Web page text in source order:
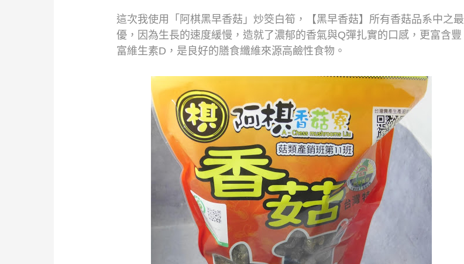
這次我使用「阿棋黑早香菇」炒筊白筍，【黑早香菇】所有香菇品系中之最
優， 因為生長的速度緩慢，造就了濃郁的香氣與Q彈扎實的口感，更富含豐
富維生素D ， 是良好的膳食纖維來源高鹼性食物。